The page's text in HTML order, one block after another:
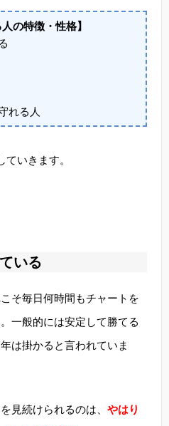
の特徴・性格】
れる人
いきます。
いる
そ毎日何時間もチャートを
一般的には安定して勝てる
は掛かると言われていま
見続けられるのは、 やはり